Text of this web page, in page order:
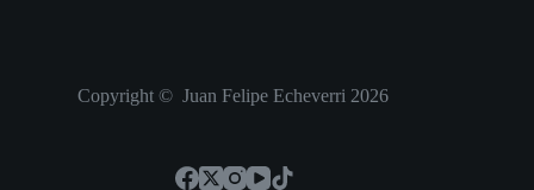
Copyright © Juan Felipe Echeverri 2026